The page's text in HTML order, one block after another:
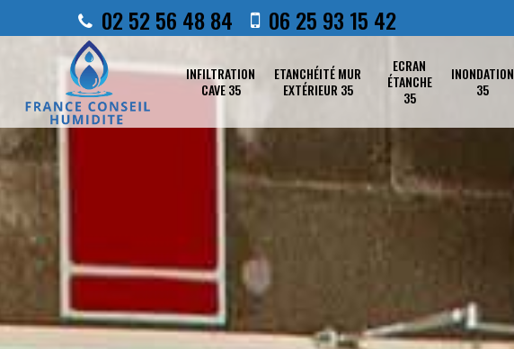
02 52 56 48 84 06 25 93 15 42
INFILTRATION
CAVE 35
ETANCHÉITÉ MUR
EXTÉRIEUR 35
ECRAN
ÉTANCHE
35
INONDATION
35